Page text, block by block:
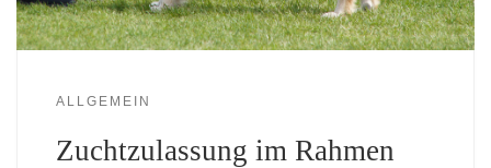
ALLGEMEIN
Zuchtzulassung im Rahmen